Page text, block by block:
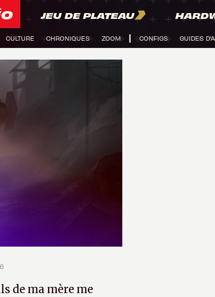
JEU DE PLATEAU
CULTURE CHRONIQUES ZOOM CONFIGS GUIDES
de ma mère me